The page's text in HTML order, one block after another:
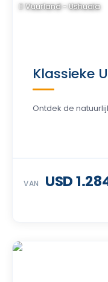
Vuurland - Ushuaia
Klassieke
Ontdek de
VAN USD